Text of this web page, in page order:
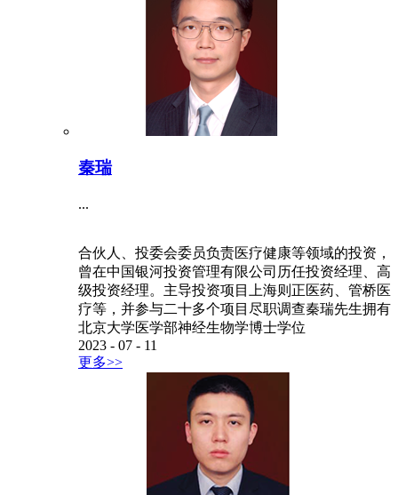
秦瑞
...
合伙人、投委会委员负责医疗健康等领域的投资，
曾在中国银河投资管理有限公司历任投资经理、高
级投资经理。主导投资项目上海则正医药、管桥医
疗等，并参与二十多个项目尽职调查秦瑞先生拥有
北京大学医学部神经生物学博士学位
2023 - 07 - 11
更多>>